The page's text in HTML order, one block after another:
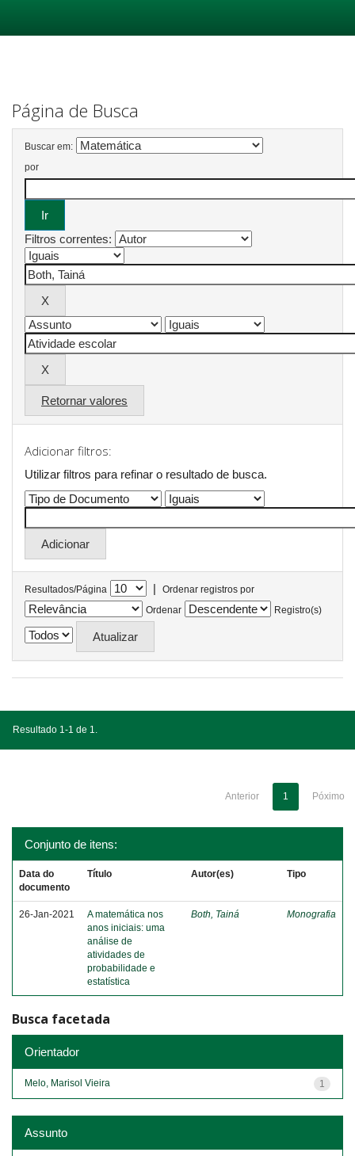
Página de Busca
Buscar em:
por
Filtros correntes:
Retornar valores
Adicionar filtros:
Utilizar filtros para refinar o resultado de busca.
Resultados/Página |
Ordenar registros por
Ordenar
Registro(s)
Resultado 1-1 de 1.
Anterior 1 Póximo
Conjunto de itens:
Data do
documento
Título Autor(es) Tipo
26-Jan-2021
A matemática nos
anos iniciais: uma
análise de
atividades de
probabilidade e
estatística
Both, Tainá Monografia
Busca facetada
Orientador
1
Melo, Marisol Vieira
Assunto